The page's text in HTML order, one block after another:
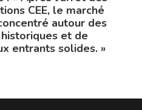
CEE, le marché
autour des
et de
entrants solides. »